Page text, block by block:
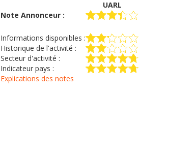
UARL
Note Annonceur :
Informations disponibles :
Historique de l'activité :
Secteur d'activité :
Indicateur pays :
Explications des notes